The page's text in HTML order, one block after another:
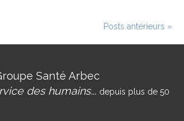
Posts antérieurs »
Santé Arbec
des humains... depuis plus de 50